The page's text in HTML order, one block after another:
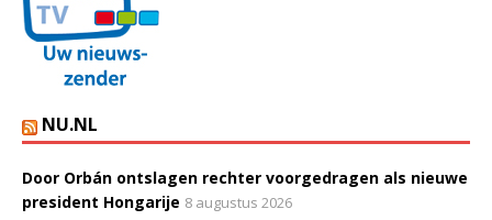
NU.NL
Door Orbán ontslagen rechter voorgedragen als nieuwe
president Hongarije 8 augustus 2026